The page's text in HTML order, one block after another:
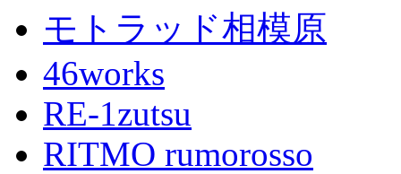
モトラッド相模原
46works
RE-1zutsu
RITMO rumorosso